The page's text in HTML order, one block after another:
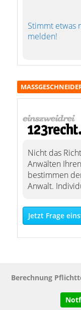
Stimmt etwas
melden!
Nicht das
Anwälten
bestimmen
Anwalt.
Jetzt Frage
Berechnung